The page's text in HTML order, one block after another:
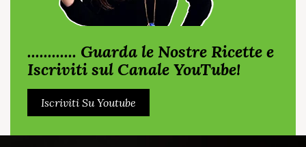
............ Guarda le Nostre Ricette e
Iscriviti sul Canale YouTube!
Iscriviti Su Youtube